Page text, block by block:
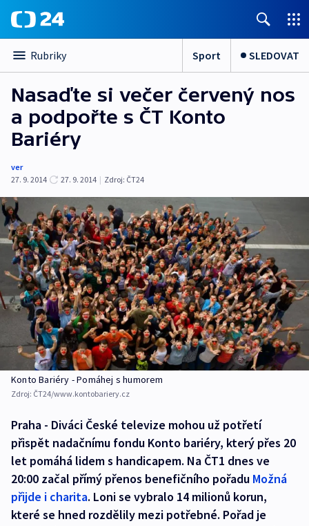
Rubriky Sport SLEDOVAT
Nasaďte si večer červený nos
a podpořte s ČT Konto
Bariéry
ver
27. 9. 2014
27. 9. 2014 | Zdroj: ČT24
Konto Bariéry - Pomáhej s humorem
Zdroj: ČT24/www.kontobariery.cz
Praha - Diváci České televize mohou už potřetí
přispět nadačnímu fondu Konto bariéry, který přes 20
let pomáhá lidem s handicapem. Na ČT1 dnes ve
20:00 začal přímý přenos benefičního pořadu Možná
přijde i charita. Loni se vybralo 14 milionů korun,
které se hned rozdělily mezi potřebné. Pořad je